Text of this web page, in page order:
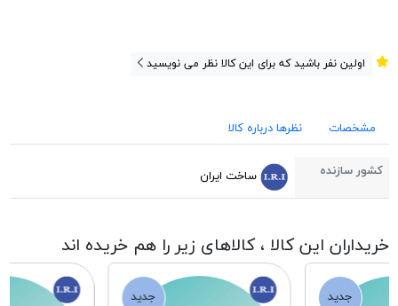
اولین نفر باشید که برای این کالا نظر می نویسید
مشخصات نظرها درباره کالا
کشور سازنده ساخت ایران
خریداران این کالا ، کالاهای زیر را هم خریده اند
جدید جدید